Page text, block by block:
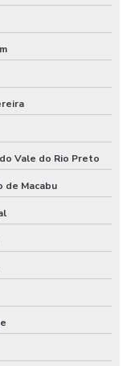
Gerais
Pneumático
Em Minas Gerais
Vale do Rio Preto
de Macabu